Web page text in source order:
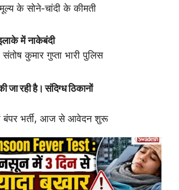
के सोने-चांदी के कीमती
में नाकेबंदी
कुमार गुप्ता भारी पुलिस
जा रही है। संदिग्ध ठिकानों
बंपर भर्ती, आज से आवेदन शुरू